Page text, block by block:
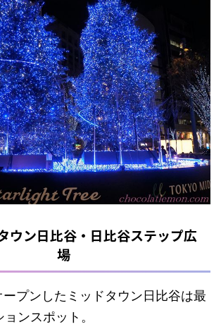
ウン日比谷・日比谷ステップ広
場
プンしたミッドタウン日比谷は最
ンスポット。